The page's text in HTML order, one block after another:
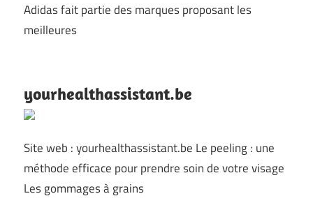
Adidas fait partie des marques proposant les
meilleures
yourhealthassistant.be
Site web : yourhealthassistant.be Le peeling : une
méthode efficace pour prendre soin de votre visage
Les gommages à grains